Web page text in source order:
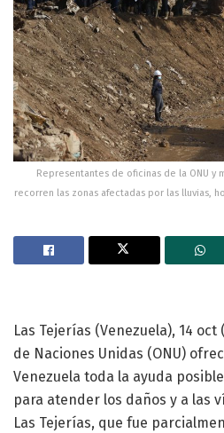
Representantes de oficinas de la ONU
recorren las zonas afectadas por las lluvias,
Las Tejerías (Venezuela), 14 oct
de Naciones Unidas (ONU)
Venezuela toda la ayuda
para atender los daños y a las
Las Tejerías, que fue